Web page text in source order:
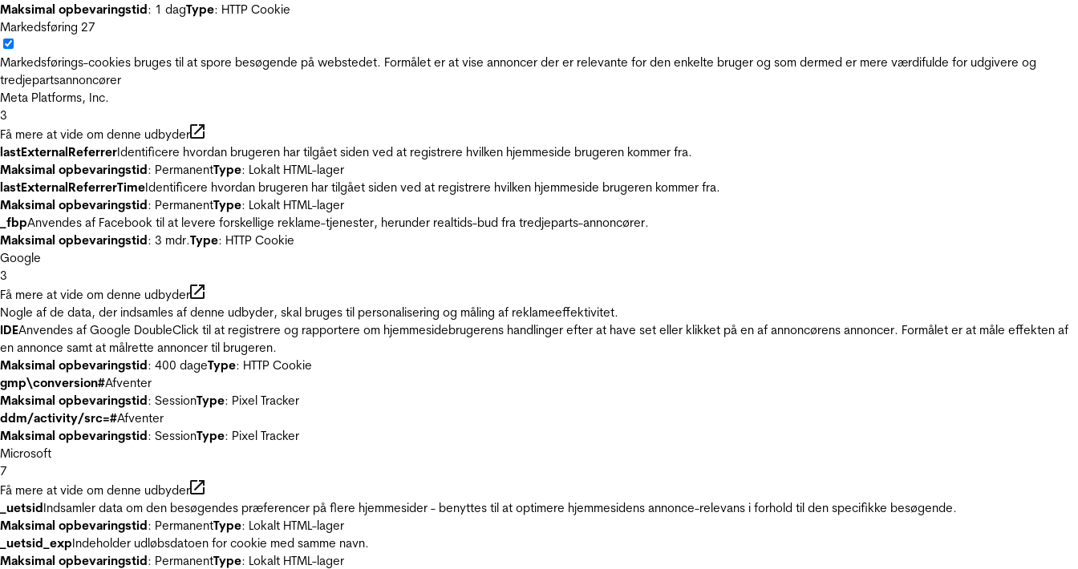
Maksimal opbevaringstid: 1 dagType: HTTP Cookie
Markedsføring 27
Markedsførings-cookies bruges til at spore besøgende på webstedet. Formålet er at vise annoncer der er relevante for den enkelte bruger og som dermed er mere værdifulde for udgivere og
tredjepartsannoncører
Meta Platforms, Inc.
3
Få mere at vide om denne udbyder
lastExternalReferrerIdentificere hvordan brugeren har tilgået siden ved at registrere hvilken hjemmeside brugeren kommer fra.
Maksimal opbevaringstid: PermanentType: Lokalt HTML-lager
lastExternalReferrerTimeIdentificere hvordan brugeren har tilgået siden ved at registrere hvilken hjemmeside brugeren kommer fra.
Maksimal opbevaringstid: PermanentType: Lokalt HTML-lager
_fbpAnvendes af Facebook til at levere forskellige reklame-tjenester, herunder realtids-bud fra tredjeparts-annoncører.
Maksimal opbevaringstid: 3 mdr.Type: HTTP Cookie
Google
3
Få mere at vide om denne udbyder
Nogle af de data, der indsamles af denne udbyder, skal bruges til personalisering og måling af reklameeffektivitet.
IDEAnvendes af Google DoubleClick til at registrere og rapportere om hjemmesidebrugerens handlinger efter at have set eller klikket på en af annoncørens annoncer. Formålet er at måle effekten af
en annonce samt at målrette annoncer til brugeren.
Maksimal opbevaringstid: 400 dageType: HTTP Cookie
gmp\conversion#Afventer
Maksimal opbevaringstid: SessionType: Pixel Tracker
ddm/activity/src=#Afventer
Maksimal opbevaringstid: SessionType: Pixel Tracker
Microsoft
7
Få mere at vide om denne udbyder
_uetsidIndsamler data om den besøgendes præferencer på flere hjemmesider - benyttes til at optimere hjemmesidens annonce-relevans i forhold til den specifikke besøgende.
Maksimal opbevaringstid: PermanentType: Lokalt HTML-lager
_uetsid_expIndeholder udløbsdatoen for cookie med samme navn.
Maksimal opbevaringstid: PermanentType: Lokalt HTML-lager